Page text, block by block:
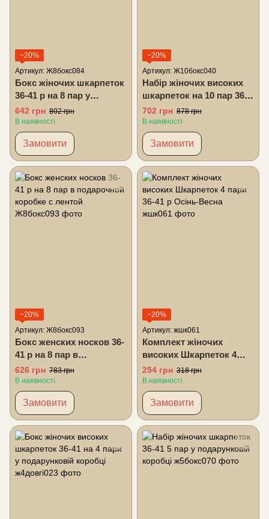
−20%
Артикул: Ж8бокс084
Бокс жіночих шкарпеток
36-41 р на 8 пар у
подарунковій коробці
642 грн 802 грн
В наявності
Замовити
−20%
Артикул: Ж10бокс040
Набір жіночих високих
шкарпеток на 10 пар 36-
41 у подарунковій
коробці
702 грн 878 грн
В наявності
Замовити
−20%
Артикул: Ж8бокс093
Бокс женских носков 36-
41 р на 8 пар в
подарочной коробке с
лентой
626 грн 783 грн
В наявності
Замовити
−20%
Артикул: жшк061
Комплект жіночих
високих Шкарпеток 4
пари 36-41 р Осінь-Весна
254 грн 318 грн
В наявності
Замовити